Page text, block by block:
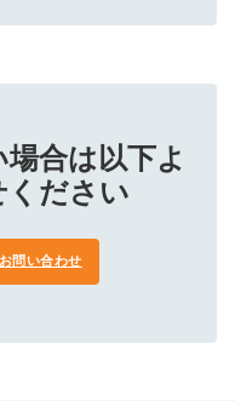
合は以下よ
ください
問い合わせ